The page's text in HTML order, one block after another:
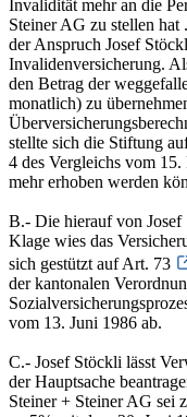
Invalidität mehr an die
Steiner AG zu stellen
der Anspruch Josef
Invalidenversicherung.
den Betrag der
monatlich) zu
stellte sich die Stiftung
4 des Vergleichs vom
mehr erhoben werden
B.- Die hierauf von
Klage wies das
sich gestützt auf Art. 73
der kantonalen
vom 13. Juni 1986 ab.
C.- Josef Stöckli lässt
der Hauptsache
Steiner + Steiner AG sei